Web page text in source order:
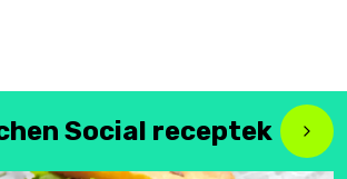
Social receptek